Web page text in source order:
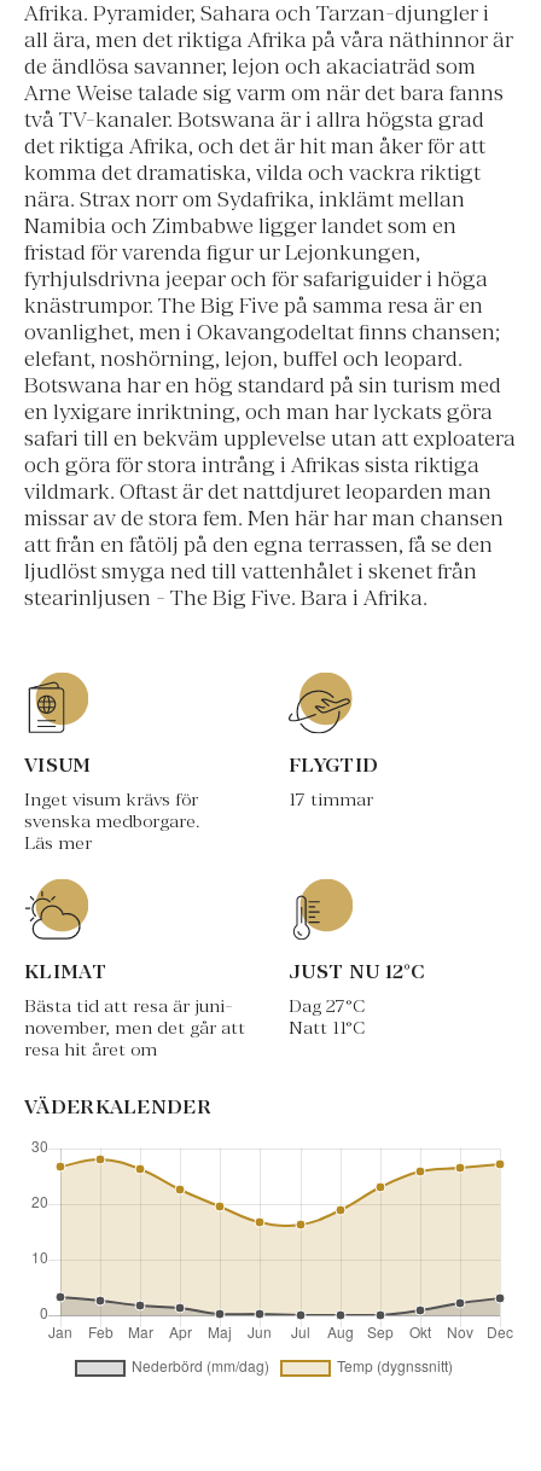
Afrika. Pyramider, Sahara och Tarzan-djungler i
all ära, men det riktiga Afrika på våra näthinnor är
de ändlösa savanner, lejon och akaciaträd som
Arne Weise talade sig varm om när det bara fanns
två TV-kanaler. Botswana är i allra högsta grad
det riktiga Afrika, och det är hit man åker för att
komma det dramatiska, vilda och vackra riktigt
nära. Strax norr om Sydafrika, inklämt mellan
Namibia och Zimbabwe ligger landet som en
fristad för varenda figur ur Lejonkungen,
fyrhjulsdrivna jeepar och för safariguider i höga
knästrumpor. The Big Five på samma resa är en
ovanlighet, men i Okavangodeltat finns chansen;
elefant, noshörning, lejon, buffel och leopard.
Botswana har en hög standard på sin turism med
en lyxigare inriktning, och man har lyckats göra
safari till en bekväm upplevelse utan att exploatera
och göra för stora intrång i Afrikas sista riktiga
vildmark. Oftast är det nattdjuret leoparden man
missar av de stora fem. Men här har man chansen
att från en fåtölj på den egna terrassen, få se den
ljudlöst smyga ned till vattenhålet i skenet från
stearinljusen - The Big Five. Bara i Afrika.
VISUM
Inget visum krävs för
svenska medborgare.
Läs mer
FLYGTID
17 timmar
KLIMAT
Bästa tid att resa är juni-
november, men det går att
resa hit året om
JUST NU 12°C
Dag 27°C
Natt 11°C
VÄDERKALENDER